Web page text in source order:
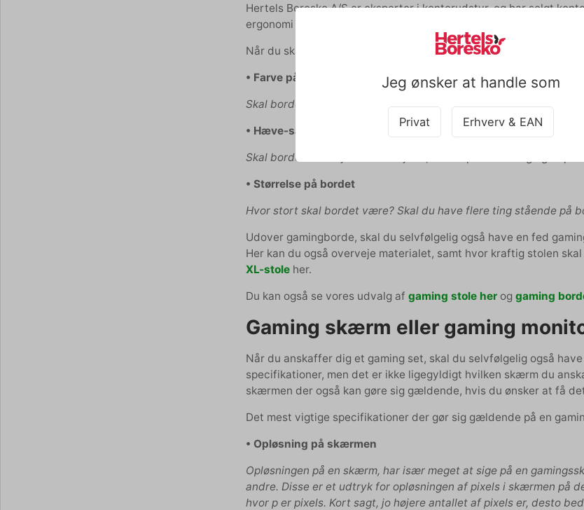
Jeg ønsker at handle som
Privat Erhverv & EAN
Hertels Boresko A/S er eksperter i kontorudstyr, og har solgt
ergonomi er for dig som bruger længere tid foran en pc.
Når du skal ud og lede efter et gaming bord, er der flere faktorer
• Farve på bordet
Skal bordet nemt kunne skjule støv, snavs osv. Kommer bordet
• Hæve-sænke funktion
Skal bordet kunne justeres i højden, så det passer til dig og er
• Størrelse på bordet
Hvor stort skal bordet være? Skal du have flere ting stående på
Udover gamingborde, skal du selvfølgelig også have en fed
Her kan du også overveje materialet, samt hvor kraftig stolen
XL-stole her.
Du kan også se vores udvalg af gaming stole her og gaming
Gaming skærm eller gaming
Når du anskaffer dig et gaming set, skal du selvfølgelig også
specifikationer, men det er ikke ligegyldigt hvilken skærm du
skærmen der også kan gøre sig gældende, hvis du ønsker at få
Det mest vigtige specifikationer der gør sig gældende på en
• Opløsning på skærmen
Opløsningen på en skærm, har især meget at sige på en
andre. Disse er et udtryk for opløsningen af pixels i skærmen på
hvor p er pixels. Kort sagt, jo højere antallet af pixels er, desto